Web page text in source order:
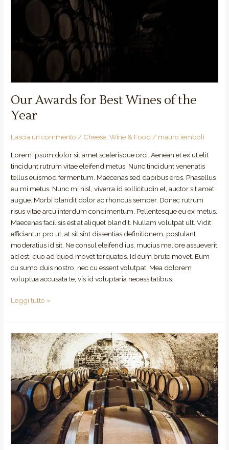
Our Awards for Best Wines of the
Year
Lascia un commento / Cheese ,Wine & Food / mauro.iemboli
Lorem ipsum dolor sit amet scelerisque orci. Aenean et ex ut elit
tincidunt rutrum vitae eleifend metus. Nunc tincidunt venenatis
tellus euismod fermentum. Maecenas sed dapibus eros. Phasellus
eu mi metus. Nunc mi nisl, viverra id sollicitudin et, auctor sit amet
augue. Morbi blandit dolor ac rhoncus semper. Donec rutrum
risus vitae arcu interdum condimentum. Pellentesque eu ex metus.
Maecenas facilisis est at aliquet blandit. Nullam volutpat ult. Vidit
efficiantur pro ut, at sit sint dissentias definitionem, postulant
moderatius id sit. Ne consul eleifend ius, mucius meliore assueverit
ad est, quo ad quod movet torquatos. Id eum brute movet. Eum
cu sumo duis nostro, nec cu essent volutpat. Mea dolorem
voluptua accusata te, vis id voluptaria necessitatibus.
Leggi tutto »
Hard
Work
to
Make
Vineyards
Prolific